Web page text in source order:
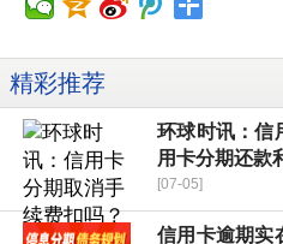
精彩推荐
环球时讯：信
用卡分期还款
[07-05]
信用卡逾期实